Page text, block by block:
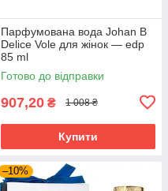
Парфумована вода Johan B
Delice Vole для жінок — edp
85 ml
Готово до відправки
907,20 ₴ 1 008 ₴
Купити
–10%